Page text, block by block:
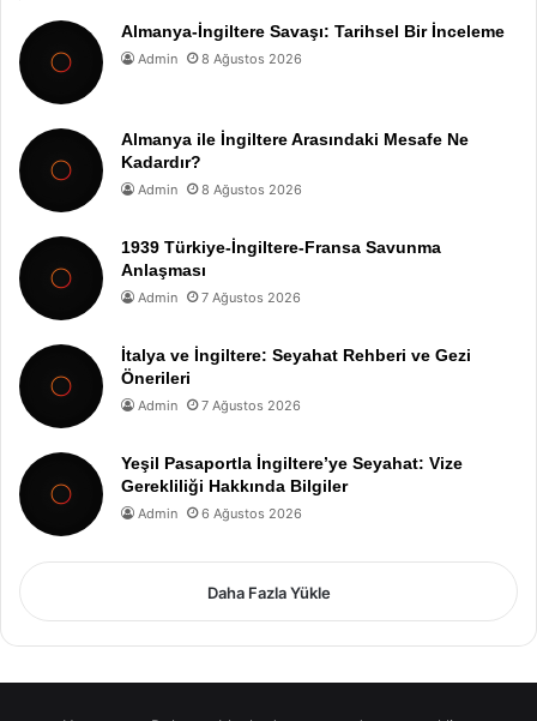
Almanya-İngiltere Savaşı: Tarihsel Bir İnceleme
Admin 8 Ağustos 2026
Almanya ile İngiltere Arasındaki Mesafe Ne
Kadardır?
Admin 8 Ağustos 2026
1939 Türkiye-İngiltere-Fransa Savunma
Anlaşması
Admin 7 Ağustos 2026
İtalya ve İngiltere: Seyahat Rehberi ve Gezi
Önerileri
Admin 7 Ağustos 2026
Yeşil Pasaportla İngiltere’ye Seyahat: Vize
Gerekliliği Hakkında Bilgiler
Admin 6 Ağustos 2026
Daha Fazla Yükle